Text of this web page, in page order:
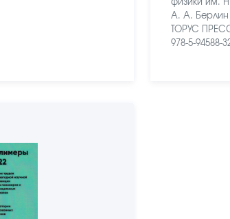
физики им.
А. А.
ТОРУС
978-5-94588-